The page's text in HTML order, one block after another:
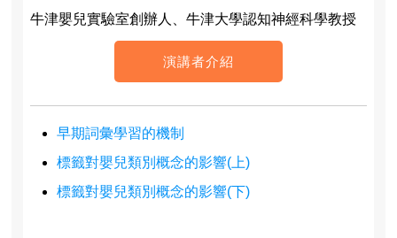
牛津嬰兒實驗室創辦人、牛津大學認知神經科學教授
演講者介紹
早期詞彙學習的機制
標籤對嬰兒類別概念的影響(上)
標籤對嬰兒類別概念的影響(下)